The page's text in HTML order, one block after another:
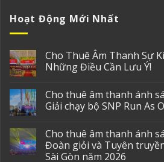
Hoạt Động Mới Nhất
Cho Thuê Âm Thanh Sự
Những Điều Cần Lưu Ý!
Cho thuê âm thanh ánh
Giải chạy bộ SNP Run As
Cho thuê âm thanh ánh
Đoàn giỏi và Tuyên
Sài Gòn năm 2026